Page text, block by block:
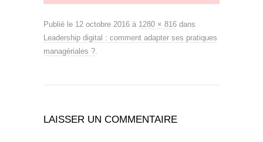
Publié le 12 octobre 2016 à 1280 × 816 dans
Leadership digital : comment adapter ses pratiques
managériales ?.
LAISSER UN COMMENTAIRE